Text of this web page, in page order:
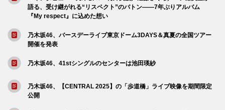
語る、受け継がれる“リスペクト”のバトン――7年ぶりアルバム
『My respect』に込めた想い
乃木坂46、バースデーライブ東京ドーム3DAYS＆真夏の全国ツアー
開催を発表
乃木坂46、41stシングルのセンターは池田瑛紗
乃木坂46、【CENTRAL 2025】の「歩道橋」ライブ映像を期間限定
公開